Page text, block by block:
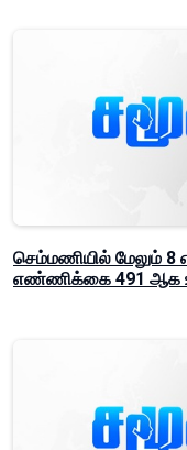
செம்மணியில் மேலும்
எண்ணிக்கை 491 ஆக